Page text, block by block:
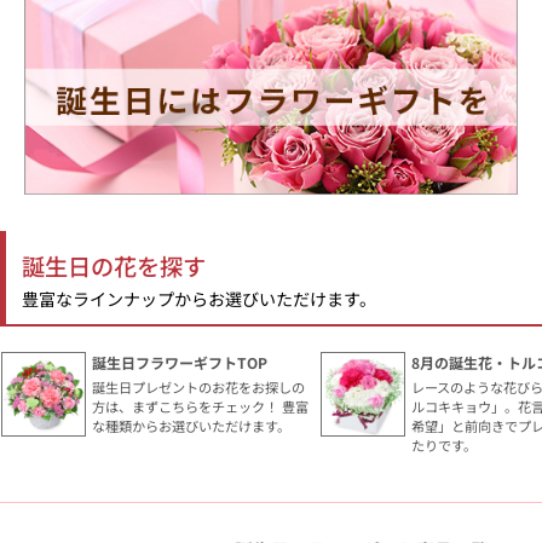
誕生日の花を探す
豊富なラインナップからお選びいただけます。
誕生日フラワーギフトTOP
誕生日プレゼントのお花をお探しの
方は、まずこちらをチェック！ 豊富
な種類からお選びいただけます。
8月の誕生花・トル
レースのような花び
ルコキキョウ」。花
希望」と前向きでプ
たりです。